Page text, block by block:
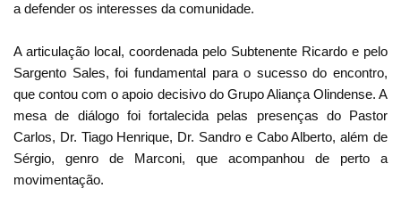
a defender os interesses da comunidade.
A articulação local, coordenada pelo Subtenente Ricardo e pelo
Sargento Sales, foi fundamental para o sucesso do encontro,
que contou com o apoio decisivo do Grupo Aliança Olindense. A
mesa de diálogo foi fortalecida pelas presenças do Pastor
Carlos, Dr. Tiago Henrique, Dr. Sandro e Cabo Alberto, além de
Sérgio, genro de Marconi, que acompanhou de perto a
movimentação.